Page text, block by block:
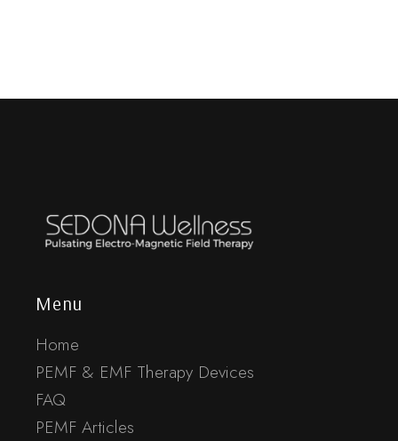
Menu
Home
PEMF & EMF Therapy Devices
FAQ
PEMF Articles